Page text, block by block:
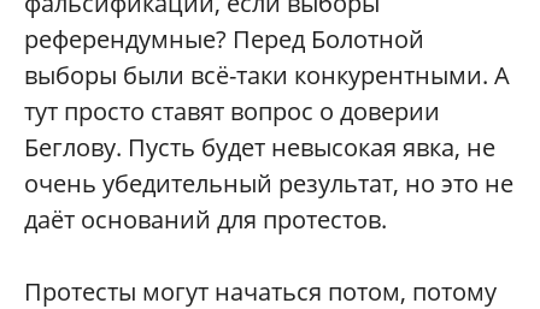
референдумные? Перед Болотной
выборы были всё-таки конкурентными. А
тут просто ставят вопрос о доверии
Беглову. Пусть будет невысокая явка, не
очень убедительный результат, но это не
даёт оснований для протестов.
Протесты могут начаться потом, потому